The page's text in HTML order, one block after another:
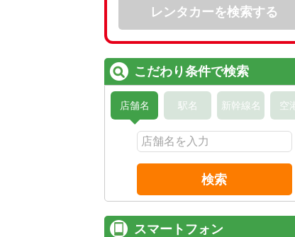
レンタカーを検索する
こだわり条件で検索
店舗名 駅名 新幹線名 空
検索
スマートフォン